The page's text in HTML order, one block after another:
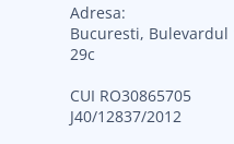
Adresa:
Bucuresti, Bulevardul
29c
CUI RO30865705
J40/12837/2012